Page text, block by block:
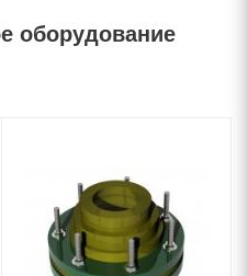
оборудование